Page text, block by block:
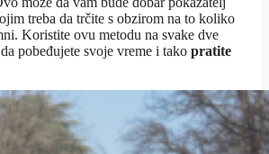
treba da trčite s obzirom na to koliko
Koristite ovu metodu na svake dve
pobeđujete svoje vreme i tako pratite